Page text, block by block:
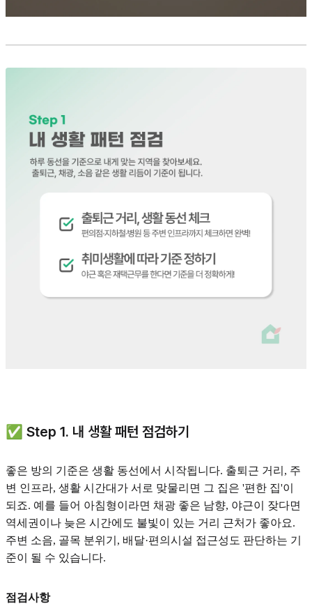
✅ Step 1. 내 생활 패턴 점검하기
좋은 방의 기준은 생활 동선에서 시작됩니다. 출퇴근 거리, 주
변 인프라, 생활 시간대가 서로 맞물리면 그 집은 '편한 집'이
되죠. 예를 들어 아침형이라면 채광 좋은 남향, 야근이 잦다면
역세권이나 늦은 시간에도 불빛이 있는 거리 근처가 좋아요.
주변 소음, 골목 분위기, 배달·편의시설 접근성도 판단하는 기
준이 될 수 있습니다.
점검사항